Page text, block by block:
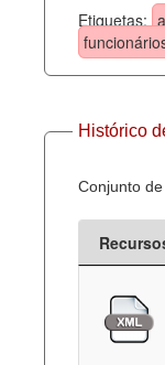
Agenda
Perguntas
Contato
Etiquetas:
Histórico
Conjunto